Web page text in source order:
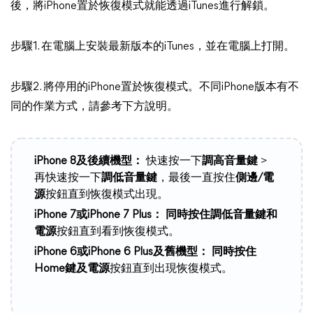
後，將iPhone置於恢復模式就能透過iTunes進行解鎖。
步驟1. 在電腦上安裝最新版本的iTunes，並在電腦上打開。
步驟2. 將停用的iPhone置於恢復模式。不同iPhone版本有不
同的作業方式，請參考下方說明。
iPhone 8及後續機型： 快速按一下調高音量鍵 >
再快速按一下調低音量鍵 ，最後一直按住側邊/電
源按鈕直到恢復模式出現。
iPhone 7或iPhone 7 Plus：
同時按住調低音量鍵和
電源按鈕直到看到恢復模式。
iPhone 6或iPhone 6 Plus及舊機型：
同時按住
Home鍵及電源按鈕直到出現恢復模式。